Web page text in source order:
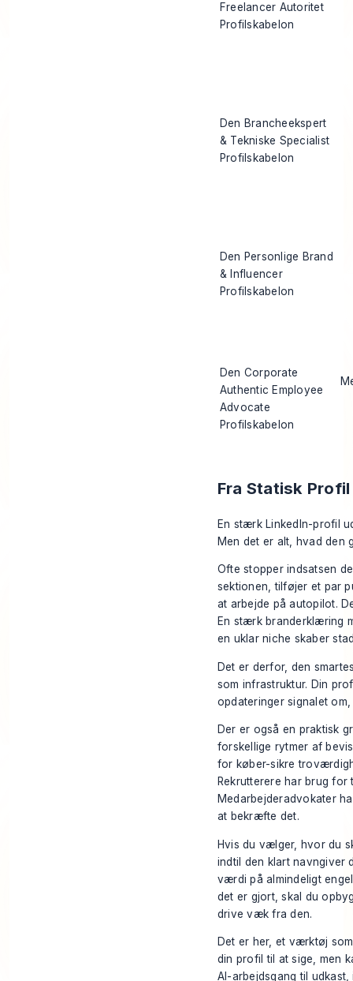
Freelancer Autoritet
Profilskabelon
Den Brancheekspert
& Tekniske Specialist
Profilskabelon
Den Personlige Brand
& Influencer
Profilskabelon
Den Corporate
Authentic Employee
Advocate
Profilskabelon
Fra Statisk
En stærk LinkedIn-profil
Men det er alt, hvad den
Ofte stopper indsatsen
sektionen, tilføjer et par
at arbejde på autopilot.
En stærk branderklæring
en uklar niche skaber
Det er derfor, den
som infrastruktur. Din
opdateringer signalet
Der er også en praktisk
forskellige rytmer af
for køber-sikre
Rekrutterere har brug
Medarbejderadvokater
at bekræfte det.
Hvis du vælger, hvor du
indtil den klart navngiver
værdi på almindeligt
det er gjort, skal du
drive væk fra den.
Det er her, et værktøj
din profil til at sige, men
AI-arbejdsgang til